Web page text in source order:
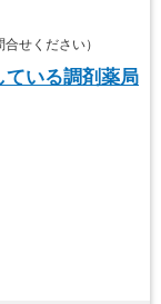
せください）
いる調剤薬局